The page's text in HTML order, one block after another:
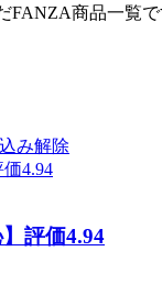
FANZA商品一覧で
み解除
評価4.94